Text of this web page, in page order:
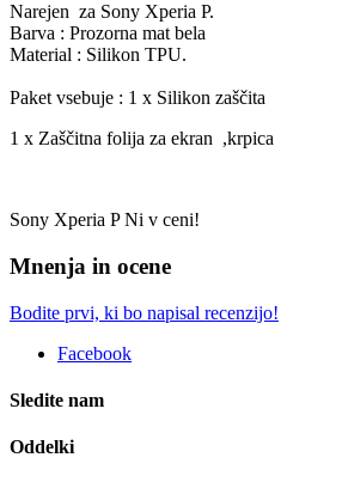
Narejen za Sony Xperia P.
Barva : Prozorna mat bela
Material : Silikon TPU.
Paket vsebuje : 1 x Silikon zaščita
1 x Zaščitna folija za ekran ,krpica
Sony Xperia P Ni v ceni!
Mnenja in ocene
Bodite prvi, ki bo napisal recenzijo!
Facebook
Sledite nam
Oddelki